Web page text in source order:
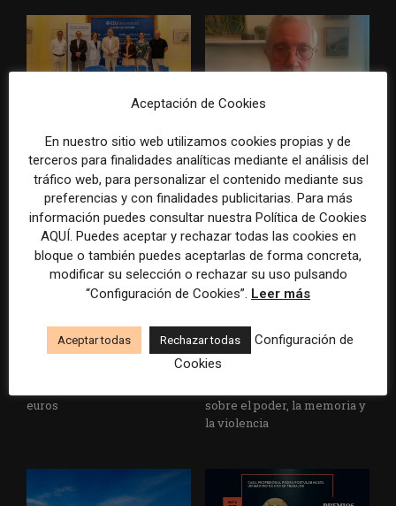
La Universidad CEU
Cardenal Herrera presenta
un informe con pautas para
informar sobre el suicidio
Paul Krugman alerta del
avance de los
multimillonarios sobre los
medios y las plataformas
La Marea cierra 2025 con
euros
El Premio Gabo 2026
reconoce cinco historias de
sobre el poder, la memoria y
la violencia
Aceptación de Cookies
En nuestro sitio web utilizamos cookies propias y de
terceros para finalidades analíticas mediante el análisis del
tráfico web, para personalizar el contenido mediante sus
preferencias y con finalidades publicitarias. Para más
información puedes consultar nuestra Política de Cookies
AQUÍ. Puedes aceptar y rechazar todas las cookies en
bloque o también puedes aceptarlas de forma concreta,
modificar su selección o rechazar su uso pulsando
“Configuración de Cookies”. Leer más
Aceptar todas Rechazar todas
Configuración de
Cookies